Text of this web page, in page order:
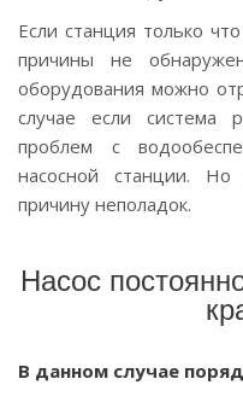
Если станция только
причины не
оборудования можно
случае если система
проблем с
насосной станции.
причину неполадок.
Насос
В данном случае